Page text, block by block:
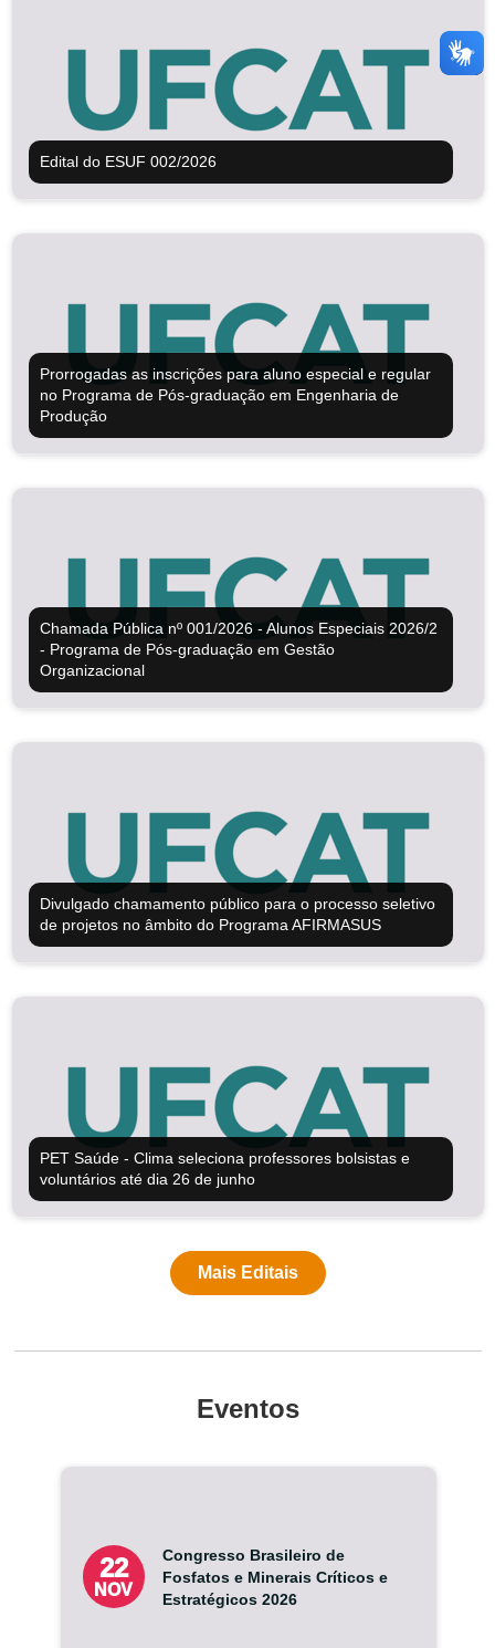
Edital do ESUF 002/2026
Prorrogadas as inscrições para aluno especial e regular
no Programa de Pós-graduação em Engenharia de
Produção
Chamada Pública nº 001/2026 - Alunos Especiais 2026/2
- Programa de Pós-graduação em Gestão
Organizacional
Divulgado chamamento público para o processo seletivo
de projetos no âmbito do Programa AFIRMASUS
PET Saúde - Clima seleciona professores bolsistas e
voluntários até dia 26 de junho
Mais Editais
Eventos
22
NOV
Congresso Brasileiro de
Fosfatos e Minerais Críticos e
Estratégicos 2026